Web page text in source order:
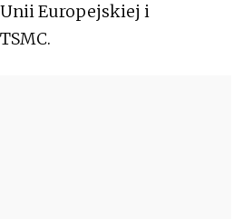
Unii Europejskiej i